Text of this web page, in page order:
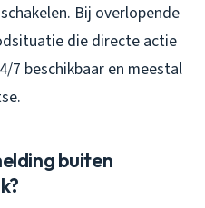
Bij overlopende
die directe actie
7 beschikbaar en meestal
buiten